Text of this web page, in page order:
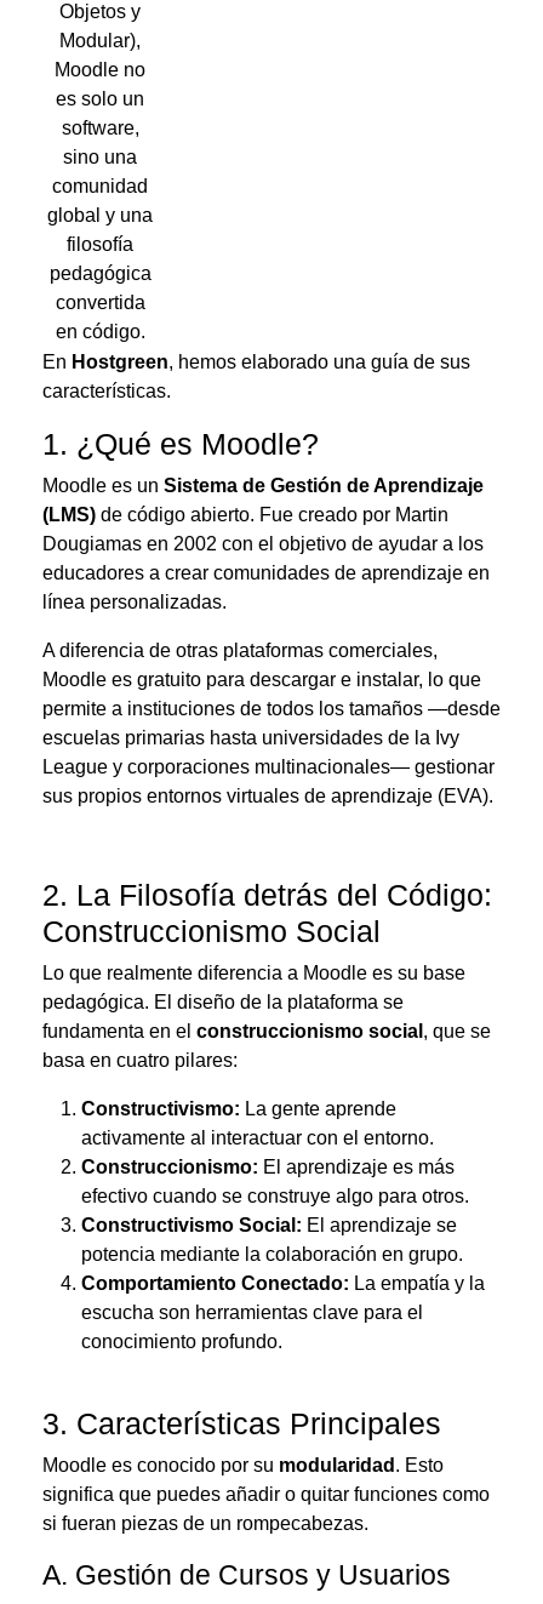
Objetos y
Modular),
Moodle no
es solo un
software,
sino una
comunidad
global y una
filosofía
pedagógica
convertida
en código.
En Hostgreen, hemos elaborado una guía de sus
características.
1. ¿Qué es Moodle?
Moodle es un Sistema de Gestión de Aprendizaje
(LMS) de código abierto. Fue creado por Martin
Dougiamas en 2002 con el objetivo de ayudar a los
educadores a crear comunidades de aprendizaje en
línea personalizadas.
A diferencia de otras plataformas comerciales,
Moodle es gratuito para descargar e instalar, lo que
permite a instituciones de todos los tamaños —desde
escuelas primarias hasta universidades de la Ivy
League y corporaciones multinacionales— gestionar
sus propios entornos virtuales de aprendizaje (EVA).
2. La Filosofía detrás del Código:
Construccionismo Social
Lo que realmente diferencia a Moodle es su base
pedagógica. El diseño de la plataforma se
fundamenta en el construccionismo social , que se
basa en cuatro pilares:
Constructivismo: La gente aprende
activamente al interactuar con el entorno.
Construccionismo: El aprendizaje es más
efectivo cuando se construye algo para otros.
Constructivismo Social: El aprendizaje se
potencia mediante la colaboración en grupo.
Comportamiento Conectado: La empatía y la
escucha son herramientas clave para el
conocimiento profundo.
3. Características Principales
Moodle es conocido por su modularidad . Esto
significa que puedes añadir o quitar funciones como
si fueran piezas de un rompecabezas.
A. Gestión de Cursos y Usuarios